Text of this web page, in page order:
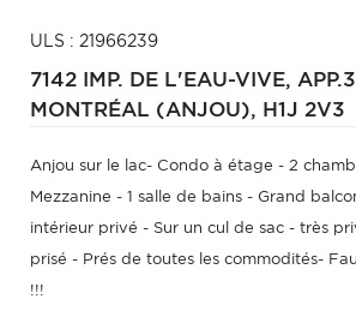
ULS : 21966239
7142 IMP. DE L'EAU-VIVE,
MONTRÉAL (ANJOU), H1J 2V3
Anjou sur le lac- Condo à étage - 2
Mezzanine - 1 salle de bains - Grand
intérieur privé - Sur un cul de sac - très
prisé - Prés de toutes les commodités-
!!!